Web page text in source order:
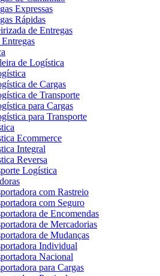
Expressas
Rápidas
de Entregas
de Logística
de Cargas
de Transporte
para Cargas
para Transporte
Ecommerce
Integral
Reversa
Logística
com Rastreio
com Seguro
de Encomendas
de Mercadorias
de Mudanças
Individual
Nacional
para Cargas